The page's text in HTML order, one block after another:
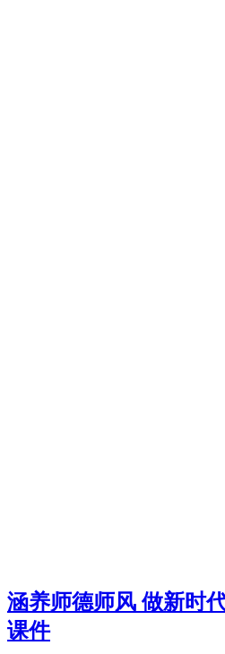
涵养师德师风 做新时
课件